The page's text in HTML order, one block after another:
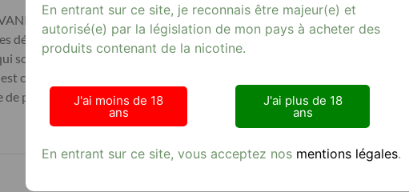
NIC. 16Mg, un choix parfait pour les amateurs d’e-cigarette à la
délicats de banane et de vanille, offrant une expérience de vapotage
souhaitent un hit nicotinique satisfaisant sans compromettre le plaisir
conçu pour vous offrir une vape de qualité supérieure. Plongez dans un
produits dans la catégorie
. Que vous soyez un vapoteur
En entrant sur ce site, je reconnais être majeur(e) et
autorisé(e) par la législation de mon pays à acheter des
produits contenant de la nicotine.
J'ai moins de 18
ans
J'ai plus de 18
ans
En entrant sur ce site, vous acceptez nos mentions légales.